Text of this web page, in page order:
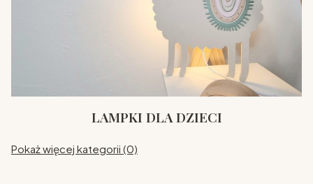
LAMPKI DLA DZIECI
Pokaż więcej kategorii (0)